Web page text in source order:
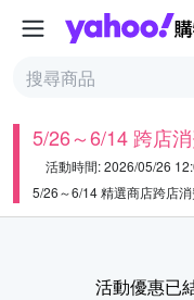
5/26～6/14 跨店
活動時間: 2026/05/26
5/26～6/14 精選商店跨店
活動優惠已